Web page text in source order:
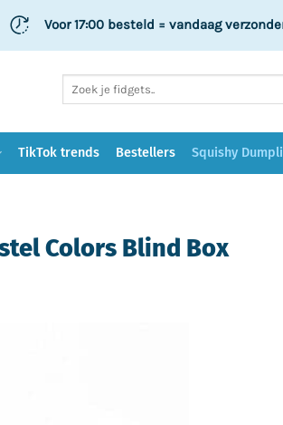
Voor 17:00 besteld = vandaag
TikTok trends Bestellers Squishy
Colors Blind Box